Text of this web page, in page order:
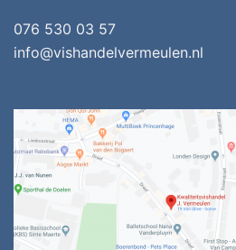
076 530 03 57
info@vishandelvermeulen.nl